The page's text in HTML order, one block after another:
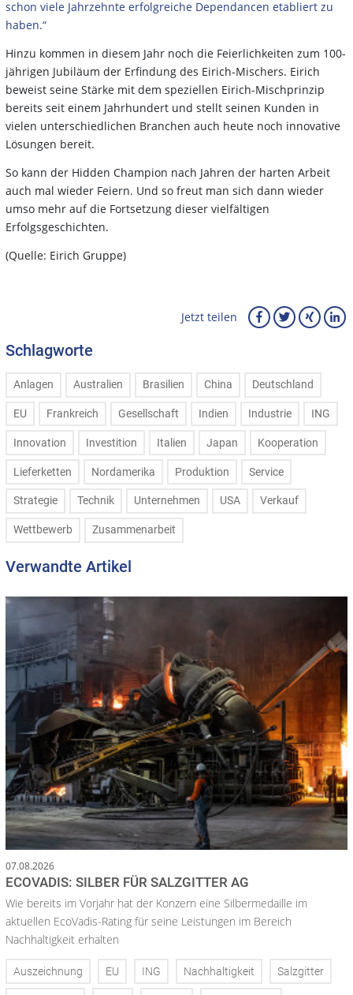
schon viele Jahrzehnte erfolgreiche Dependancen etabliert zu
haben.“
Hinzu kommen in diesem Jahr noch die Feierlichkeiten zum 100-
jährigen Jubiläum der Erfindung des Eirich-Mischers. Eirich
beweist seine Stärke mit dem speziellen Eirich-Mischprinzip
bereits seit einem Jahrhundert und stellt seinen Kunden in
vielen unterschiedlichen Branchen auch heute noch innovative
Lösungen bereit.
So kann der Hidden Champion nach Jahren der harten Arbeit
auch mal wieder Feiern. Und so freut man sich dann wieder
umso mehr auf die Fortsetzung dieser vielfältigen
Erfolgsgeschichten.
(Quelle: Eirich Gruppe)
Jetzt teilen
Schlagworte
Anlagen Australien Brasilien China Deutschland
EU Frankreich Gesellschaft Indien Industrie ING
Innovation Investition Italien Japan Kooperation
Lieferketten Nordamerika Produktion Service
Strategie Technik Unternehmen USA Verkauf
Wettbewerb Zusammenarbeit
Verwandte Artikel
07.08.2026
ECOVADIS: SILBER FÜR SALZGITTER AG
Wie bereits im Vorjahr hat der Konzern eine Silbermedaille im
aktuellen EcoVadis-Rating für seine Leistungen im Bereich
Nachhaltigkeit erhalten
Auszeichnung EU ING Nachhaltigkeit Salzgitter